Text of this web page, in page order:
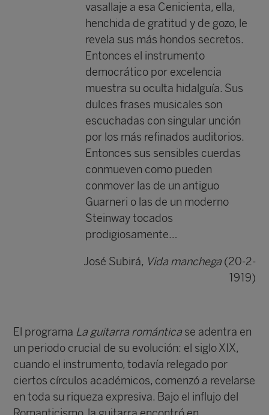
vasallaje a esa Cenicienta, ella,
henchida de gratitud y de gozo, le
revela sus más hondos secretos.
Entonces el instrumento
democrático por excelencia
muestra su oculta hidalguía. Sus
dulces frases musicales son
escuchadas con singular unción
por los más refinados auditorios.
Entonces sus sensibles cuerdas
conmueven como pueden
conmover las de un antiguo
Guarneri o las de un moderno
Steinway tocados
prodigiosamente…
José Subirá, Vida manchega(20-2-
1919)
El programa La guitarra románticase adentra en
un periodo crucial de su evolución: el siglo XIX,
cuando el instrumento, todavía relegado por
ciertos círculos académicos, comenzó a revelarse
en toda su riqueza expresiva. Bajo el influjo del